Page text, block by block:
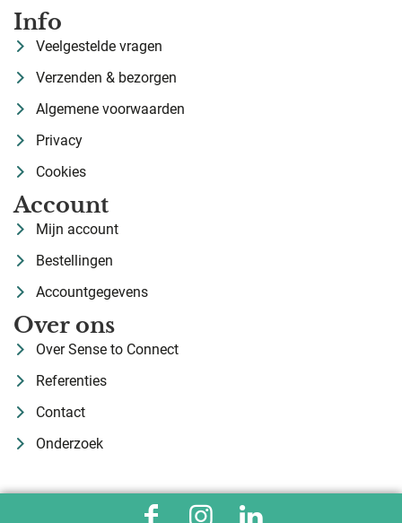
Info
Veelgestelde vragen
Verzenden & bezorgen
Algemene voorwaarden
Privacy
Cookies
Account
Mijn account
Bestellingen
Accountgegevens
Over ons
Over Sense to Connect
Referenties
Contact
Onderzoek